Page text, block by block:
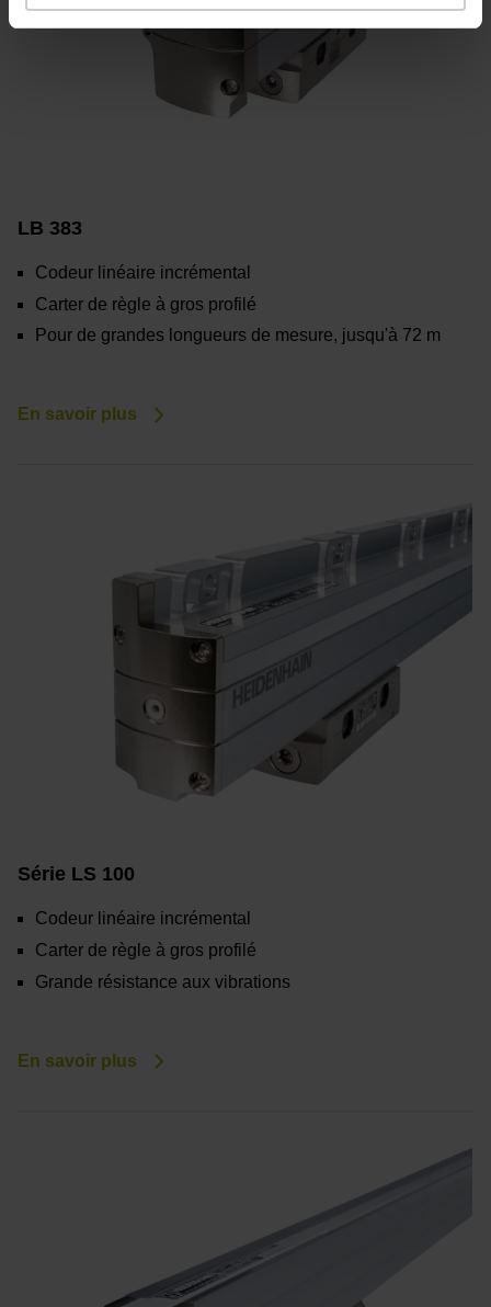
LB 383
Codeur linéaire incrémental
Carter de règle à gros profilé
Pour de grandes longueurs de mesure, jusqu'à 72 m
En savoir plus
Série LS 100
Codeur linéaire incrémental
Carter de règle à gros profilé
Grande résistance aux vibrations
En savoir plus